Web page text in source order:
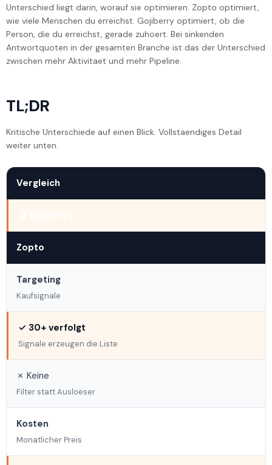
Unterschied liegt darin, worauf sie optimieren. Zopto optimiert,
wie viele Menschen du erreichst. Gojiberry optimiert, ob die
Person, die du erreichst, gerade zuhoert. Bei sinkenden
Antwortquoten in der gesamten Branche ist das der Unterschied
zwischen mehr Aktivitaet und mehr Pipeline.
TL;DR
Kritische Unterschiede auf einen Blick. Vollstaendiges Detail
weiter unten.
Vergleich
Zopto
Targeting
Kaufsignale
✓ 30+ verfolgt
Signale erzeugen die Liste
✗ Keine
Filter statt Ausloeser
Kosten
Monatlicher Preis